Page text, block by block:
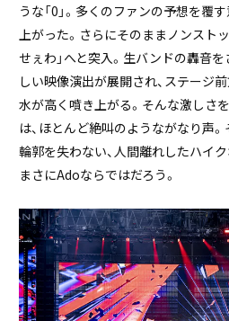
うな「0」。多くのファンの予想を覆
上がった。さらにそのままノンスト
せぇわ」へと突入。生バンドの轟音
しい映像演出が展開され、ステージ
水が高く噴き上がる。そんな激しさ
は、ほとんど絶叫のようながなり声
輪郭を失わない、人間離れしたハイ
まさにAdoならではだろう。